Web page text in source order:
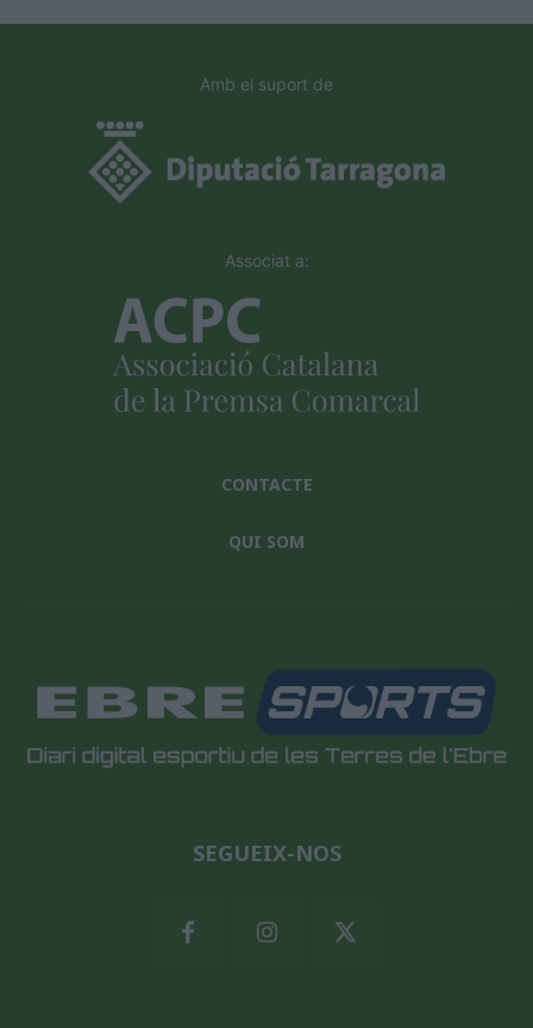
Amb el suport de
Associat a:
CONTACTE
QUI SOM
SEGUEIX-NOS